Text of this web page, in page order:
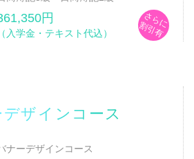
円
（入学金・テキスト代込）
さらに
割引有
ザインコース
ナーデザインコース